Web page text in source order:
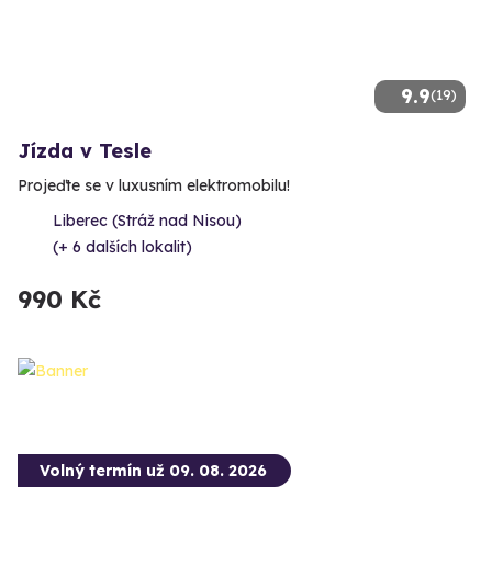
9.9(19)
Jízda v Tesle
Projeďte se v luxusním elektromobilu!
Liberec (Stráž nad Nisou)
(+ 6 dalších lokalit)
990 Kč
Volný termín už 09. 08. 2026